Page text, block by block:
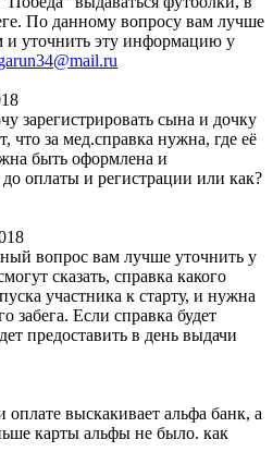
По данному вопросу вам лучше
и уточнить эту информацию у
зарегистрировать сына и дочку
что за мед.справка нужна, где её
быть оформлена и
оплаты и регистрации или как?
вопрос вам лучше уточнить у
сказать, справка какого
участника к старту, и нужна
забега. Если справка будет
предоставить в день выдачи
оплате выскакивает альфа банк, а
карты альфы не было. как